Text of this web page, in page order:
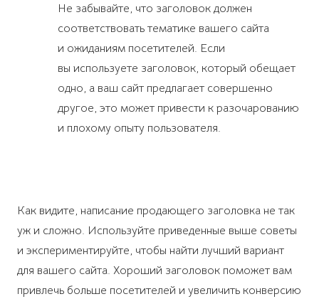
Не забывайте, что заголовок должен
соответствовать тематике вашего сайта
и ожиданиям посетителей. Если
вы используете заголовок, который обещает
одно, а ваш сайт предлагает совершенно
другое, это может привести к разочарованию
и плохому опыту пользователя.
Как видите, написание продающего заголовка не так
уж и сложно. Используйте приведенные выше советы
и экспериментируйте, чтобы найти лучший вариант
для вашего сайта. Хороший заголовок поможет вам
привлечь больше посетителей и увеличить конверсию